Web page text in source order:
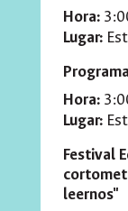
Hora:
Lugar:
Hora:
Lugar:
Festival
leernos"